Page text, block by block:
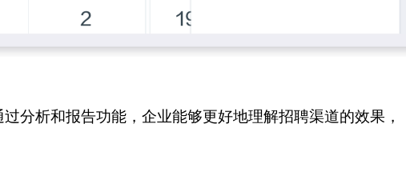
分析和报告功能，企业能够更好地理解招聘渠道的效果，